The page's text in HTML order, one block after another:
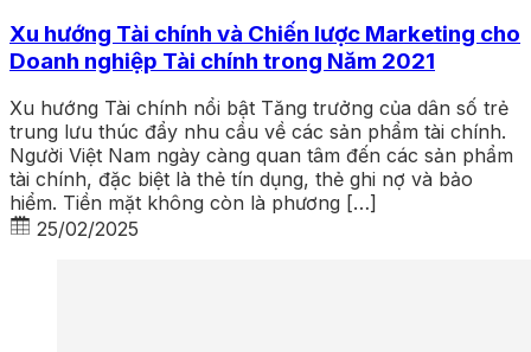
Xu hướng Tài chính và Chiến lược Marketing cho
Doanh nghiệp Tài chính trong Năm 2021
Xu hướng Tài chính nổi bật Tăng trưởng của dân số trẻ
trung lưu thúc đẩy nhu cầu về các sản phẩm tài chính.
Người Việt Nam ngày càng quan tâm đến các sản phẩm
tài chính, đặc biệt là thẻ tín dụng, thẻ ghi nợ và bảo
hiểm. Tiền mặt không còn là phương […]
25/02/2025